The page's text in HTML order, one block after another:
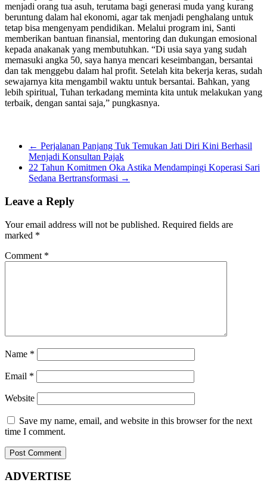
menjadi orang tua asuh, terutama bagi generasi muda yang kurang
beruntung dalam hal ekonomi, agar tak menjadi penghalang untuk
tetap bisa mengenyam pendidikan. Melalui program ini, Santi
memberikan bantuan finansial, mentoring dan dukungan emosional
kepada anakanak yang membutuhkan. “Di usia saya yang sudah
memasuki angka 50, saya hanya mencari keseimbangan, bersantai
dan tak menggebu dalam hal profit. Setelah kita bekerja keras, sudah
sewajarnya kita mengambil waktu untuk bersantai. Bahkan, yang
lebih spiritual, Tuhan terkadang meminta kita untuk melakukan yang
terbaik, dengan santai saja,” pungkasnya.
← Perjalanan Panjang Tuk Temukan Jati Diri Kini Berhasil
Menjadi Konsultan Pajak
22 Tahun Komitmen Oka Astika Mendampingi Koperasi Sari
Sedana Bertransformasi →
Leave a Reply
Your email address will not be published. Required fields are
marked *
Comment *
Name *
Email *
Website
Save my name, email, and website in this browser for the next
time I comment.
ADVERTISE